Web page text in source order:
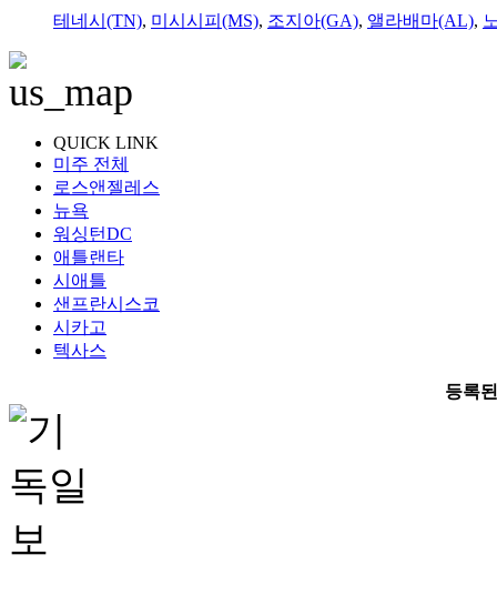
테네시(TN), 미시시피(MS), 조지아(GA), 앨라배마(AL),
QUICK LINK
미주 전체
로스앤젤레스
뉴욕
워싱턴DC
애틀랜타
시애틀
샌프란시스코
시카고
텍사스
등록